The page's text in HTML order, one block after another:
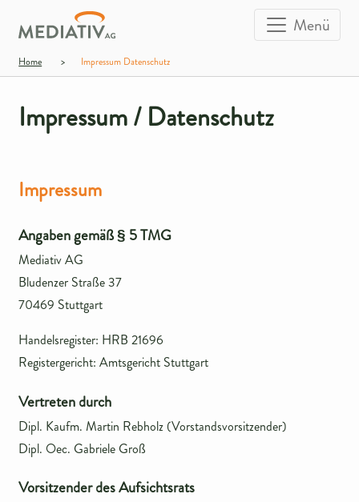
Menü
Home > Impressum Datenschutz
Impressum / Datenschutz
Impressum
Angaben gemäß § 5 TMG
Mediativ AG
Bludenzer Straße 37
70469 Stuttgart
Handelsregister: HRB 21696
Registergericht: Amtsgericht Stuttgart
Vertreten durch
Dipl. Kaufm. Martin Rebholz (Vorstandsvorsitzender)
Dipl. Oec. Gabriele Groß
Vorsitzender des Aufsichtsrats